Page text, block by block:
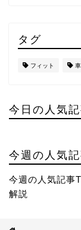
タグ
フィット
今日の人気
今週の人気
今週の人気記事
解説